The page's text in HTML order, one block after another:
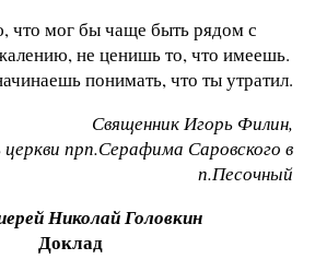
что мог бы чаще быть рядом с
не ценишь то, что имеешь.
понимать, что ты утратил.
Священник Игорь Филин,
прп.Серафима Саровского в
п.Песочный
Николай Головкин
Доклад